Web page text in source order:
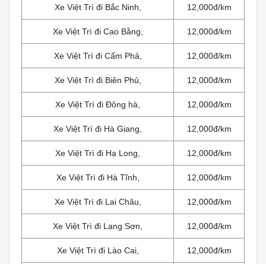
Xe Việt Trì đi Bắc Ninh, 12,000đ/km
Xe Việt Trì đi Cao Bằng, 12,000đ/km
Xe Việt Trì đi Cẩm Phả, 12,000đ/km
Xe Việt Trì đi Biên Phủ, 12,000đ/km
Xe Việt Trì đi Đông hà, 12,000đ/km
Xe Việt Trì đi Hà Giang, 12,000đ/km
Xe Việt Trì đi Hạ Long, 12,000đ/km
Xe Việt Trì đi Hà Tĩnh, 12,000đ/km
Xe Việt Trì đi Lai Châu, 12,000đ/km
Xe Việt Trì đi Lạng Sơn, 12,000đ/km
Xe Việt Trì đi Lào Cai, 12,000đ/km